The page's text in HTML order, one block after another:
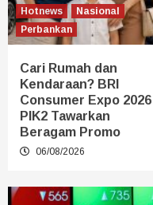
Hotnews
Nasional
Perbankan
Cari Rumah dan
Kendaraan? BRI
Consumer Expo 2026
PIK2 Tawarkan
Beragam Promo
06/08/2026